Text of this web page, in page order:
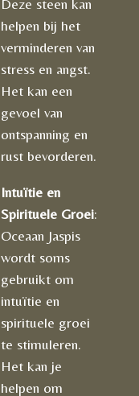
Deze steen kan
helpen bij het
verminderen van
stress en angst.
Het kan een
gevoel van
ontspanning en
rust bevorderen.
Intuïtie en
Spirituele Groei:
Oceaan Jaspis
wordt soms
gebruikt om
intuïtie en
spirituele groei
te stimuleren.
Het kan je
helpen om